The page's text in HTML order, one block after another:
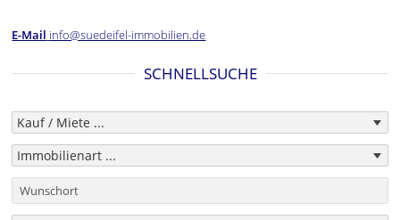
E-Mail info@suedeifel-immobilien.de
SCHNELLSUCHE